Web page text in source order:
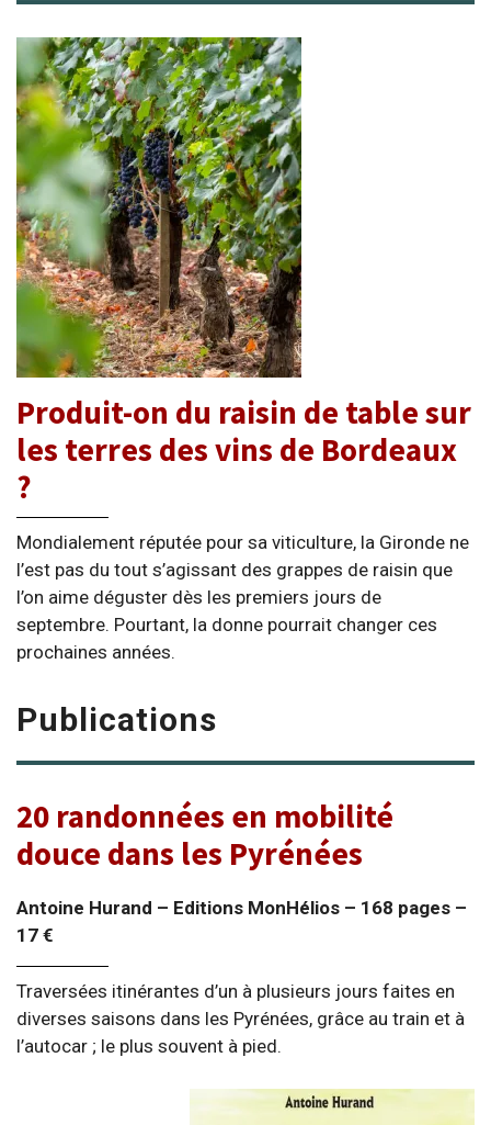
Produit-on du raisin de table sur
les terres des vins de Bordeaux
?
Mondialement réputée pour sa viticulture, la Gironde ne
l’est pas du tout s’agissant des grappes de raisin que
l’on aime déguster dès les premiers jours de
septembre. Pourtant, la donne pourrait changer ces
prochaines années.
Publications
20 randonnées en mobilité
douce dans les Pyrénées
Antoine Hurand – Editions MonHélios – 168 pages –
17 €
Traversées itinérantes d’un à plusieurs jours faites en
diverses saisons dans les Pyrénées, grâce au train et à
l’autocar ; le plus souvent à pied.